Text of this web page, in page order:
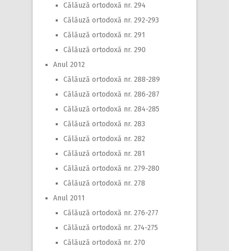
Călăuză ortodoxă nr. 294
Călăuză ortodoxă nr. 292-293
Călăuză ortodoxă nr. 291
Călăuză ortodoxă nr. 290
Anul 2012
Călăuză ortodoxă nr. 288-289
Călăuză ortodoxă nr. 286-287
Călăuză ortodoxă nr. 284-285
Călăuză ortodoxă nr. 283
Călăuză ortodoxă nr. 282
Călăuză ortodoxă nr. 281
Călăuză ortodoxă nr. 279-280
Călăuză ortodoxă nr. 278
Anul 2011
Călăuză ortodoxă nr. 276-277
Călăuză ortodoxă nr. 274-275
Călăuză ortodoxă nr. 270